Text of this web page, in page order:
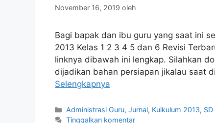
November 16, 2019 oleh
Bagi bapak dan ibu guru yang saat ini
2013 Kelas 1 2 3 4 5 dan 6 Revisi
linknya dibawah ini lengkap. Silahkan
dijadikan bahan persiapan jikalau saat
Selengkapnya
Kategori
Administrasi Guru,Jurnal, Kuikulum 2013, SD
Tinggalkan komentar